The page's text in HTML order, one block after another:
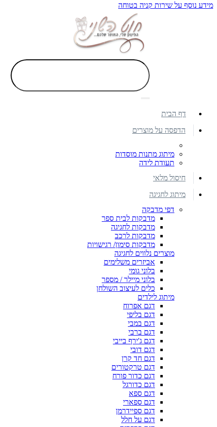
מידע נוסף על שירות קניה בטוחה
דף הבית
הדפסה על מוצרים
מיתוג מתנות מוסדות
תעודת לידה
חיסול מלאי
מיתוג לחגיגה
דפי מדבקה
מדבקות לבית ספר
מדבקות לחגיגה
מדבקות לרכב
מדבקות סימון/ רגישויות
מוצרים נלווים לחגיגה
אביזרים משלימים
בלוני גומי
בלוני מיילר / מספר
כלים לעיצוב השולחן
מיתוג לילדים
דגם אפרוח
דגם בליפי
דגם במבי
דגם ברבי
דגם ג'ירף בייבי
דגם דובי
דגם חד קרן
דגם טרקטורים
דגם כדור פורח
דגם כדורגל
דגם ספא
דגם ספארי
דגם ספיידרמן
דגם על חלל